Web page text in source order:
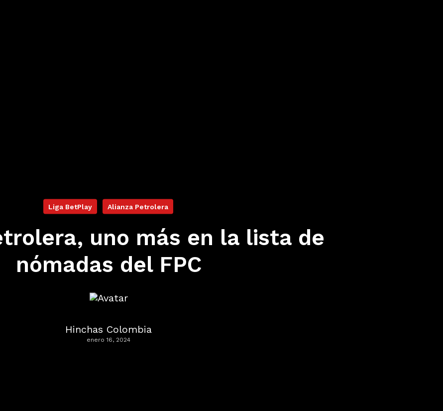
Liga BetPlay Alianza Petrolera
uno más en la lista de
nómadas del FPC
Hinchas Colombia
enero 16, 2024